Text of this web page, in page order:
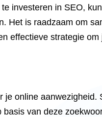
investeren in SEO,
Het is raadzaam om
effectieve strategie
je online aanwezigheid.
van deze